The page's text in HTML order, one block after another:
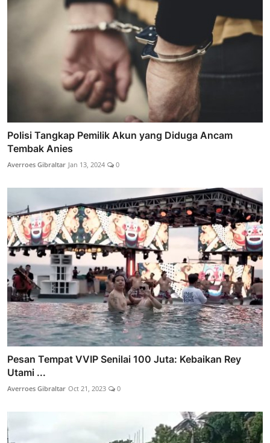
Polisi Tangkap Pemilik Akun yang Diduga Ancam
Tembak Anies
Averroes Gibraltar Jan 13, 2024 0
Pesan Tempat VVIP Senilai 100 Juta: Kebaikan Rey
Utami ...
Averroes Gibraltar Oct 21, 2023 0